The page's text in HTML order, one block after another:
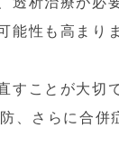
性も高まり
すことが大切
、さらに合併